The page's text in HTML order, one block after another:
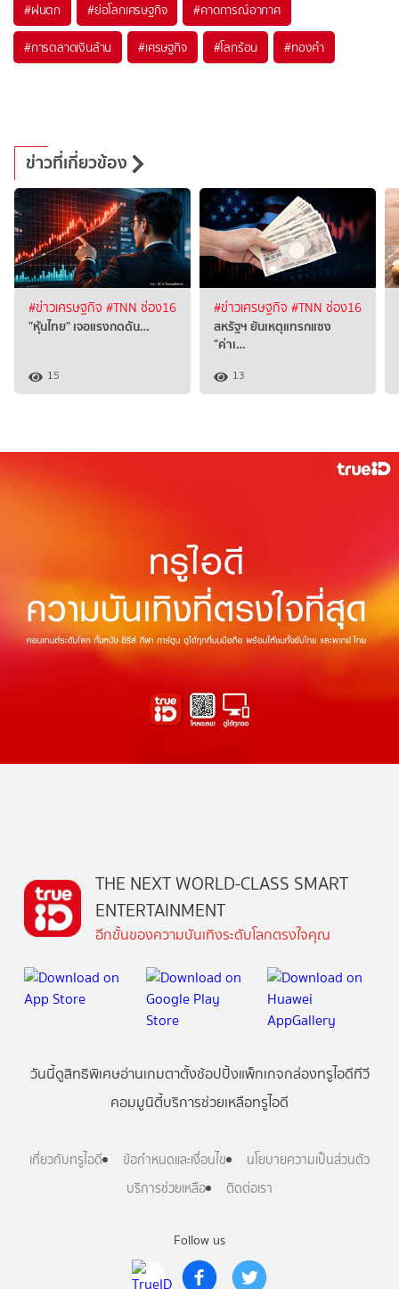
#ฝนตก #ย่อโลกเศรษฐกิจ #คาดการณ์อากาศ
#การตลาดเงินล้าน #เศรษฐกิจ #โลกร้อน #ทองคำ
ข่าวที่เกี่ยวข้อง
#ข่าวเศรษฐกิจ #TNN ช่อง16
"หุ้นไทย" เจอแรงกดดัน…
15
#ข่าวเศรษฐกิจ #TNN ช่อง16
สหรัฐฯ ยันเหตุแทรกแซง
"ค่าเ…
13
Follow us
THE NEXT WORLD-CLASS SMART
ENTERTAINMENT
อีกขั้นของความบันเทิงระดับโลกตรงใจคุณ
วันนี้ดูสิทธิพิเศษอ่านเกมตาตั้งช้อปปิ้งแพ็กเกจกล่องทรูไอดีทีวี
คอมมูนิตี้บริการช่วยเหลือทรูไอดี
เกี่ยวกับทรูไอดี ข้อกำหนดและเงื่อนไข
นโยบายความเป็นส่วนตัว
บริการช่วยเหลือ
ติดต่อเรา